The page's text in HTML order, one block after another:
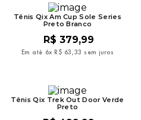
Tênis Qix Am Cup Sole Series
Preto Branco
R$ 379,99
Em até 6x R$ 63 ,33 sem juros
Tênis Qix Trek Out Door Verde
Preto